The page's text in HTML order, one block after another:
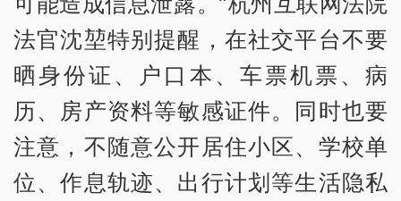
法官沈堃特别提醒，在社交平台不要
晒身份证、户口本、车票机票、病
历、房产资料等敏感证件。同时也要
注意，不随意公开居住小区、学校单
位、作息轨迹、出行计划等生活隐私